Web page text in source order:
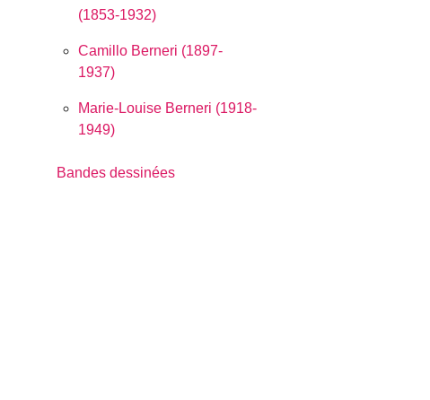
(1853-1932)
Camillo Berneri (1897-
1937)
Marie-Louise Berneri (1918-
1949)
Bandes dessinées